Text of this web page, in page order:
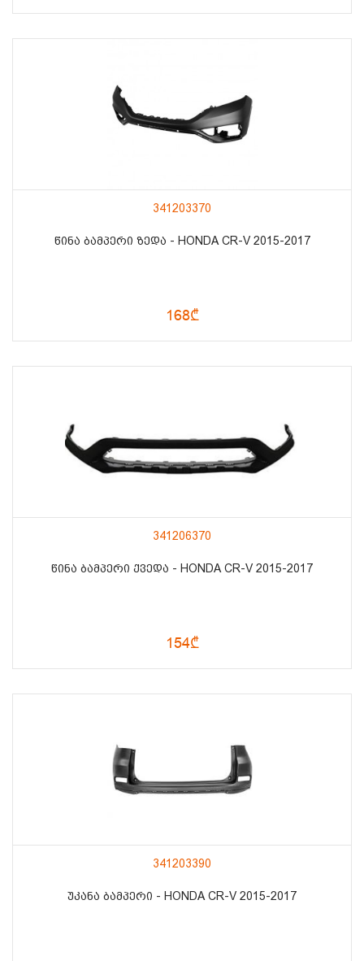
341203370
ᲬᲘᲜᲐ ᲑᲐᲛᲞᲔᲠᲘ ᲖᲔᲓᲐ - HONDA CR-V 2015-2017
168₾
341206370
ᲬᲘᲜᲐ ᲑᲐᲛᲞᲔᲠᲘ ᲥᲕᲔᲓᲐ - HONDA CR-V 2015-2017
154₾
341203390
ᲣᲙᲐᲜᲐ ᲑᲐᲛᲞᲔᲠᲘ - HONDA CR-V 2015-2017